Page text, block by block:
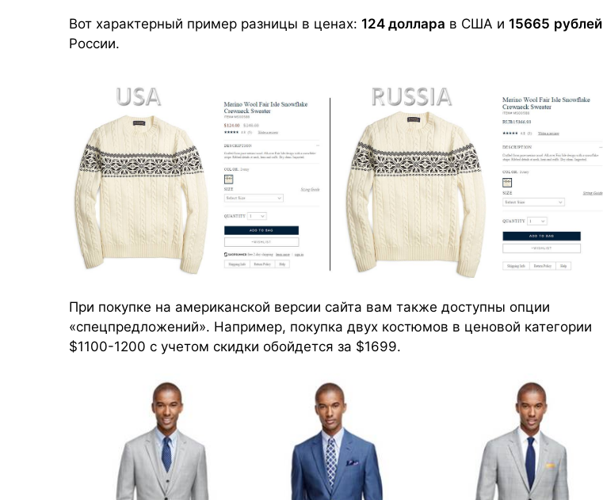
Вот характерный пример разницы в ценах: 124 доллара в США и 15665 рублей
России.
При покупке на американской версии сайта вам также доступны опции
«спецпредложений». Например, покупка двух костюмов в ценовой категории
$1100-1200 с учетом скидки обойдется за $1699.